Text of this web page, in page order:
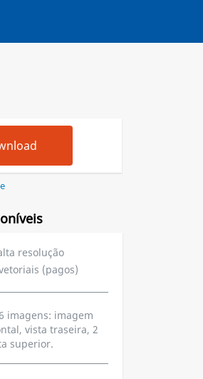
resolução
(pagos)
imagens: imagem
vista traseira, 2
superior.